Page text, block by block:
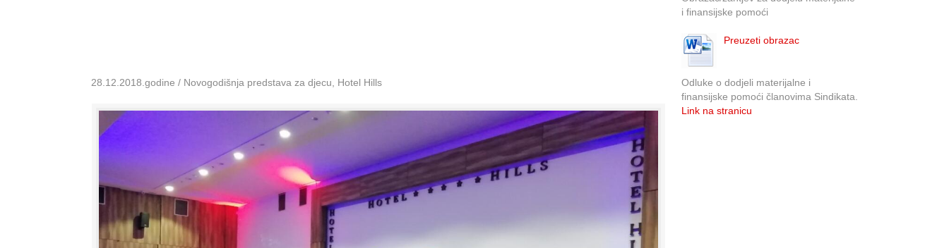
28.12.2018.godine / Novogodišnja predstava za djecu, Hotel Hills
i finansijske pomoći
Preuzeti obrazac
Odluke o dodjeli materijalne i
finansijske pomoći članovima Sindikata.
Link na stranicu